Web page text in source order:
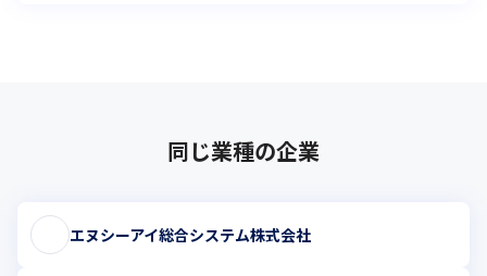
同じ業種の企業
エヌシーアイ総合システム株式会社